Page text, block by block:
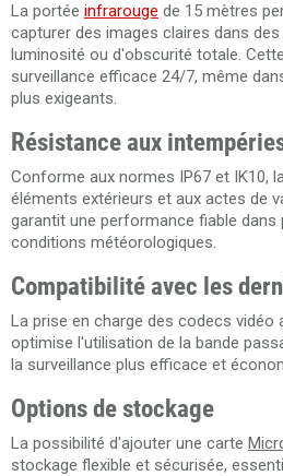
La portée infrarouge de 15 mètres
capturer des images claires dans
luminosité ou d'obscurité totale.
surveillance efficace 24/7, même
plus exigeants.
Résistance aux
Conforme aux normes IP67 et IK10,
éléments extérieurs et aux actes de
garantit une performance fiable dans
conditions météorologiques.
Compatibilité avec les
La prise en charge des codecs vidéo
optimise l'utilisation de la bande
la surveillance plus efficace et
Options de stockage
La possibilité d'ajouter une carte
stockage flexible et sécurisée,